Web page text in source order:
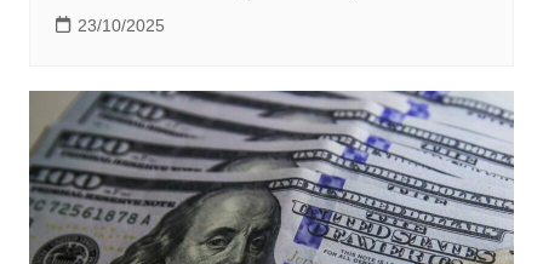
23/10/2025